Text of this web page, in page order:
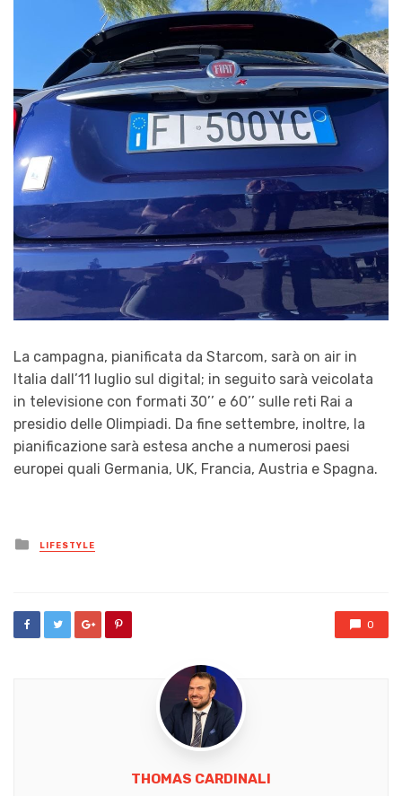
La campagna, pianificata da Starcom, sarà on air in
Italia dall’11 luglio sul digital; in seguito sarà veicolata
in televisione con formati 30’’ e 60’’ sulle reti Rai a
presidio delle Olimpiadi. Da fine settembre, inoltre, la
pianificazione sarà estesa anche a numerosi paesi
europei quali Germania, UK, Francia, Austria e Spagna.
Posted
in
LIFESTYLE
0
THOMAS CARDINALI